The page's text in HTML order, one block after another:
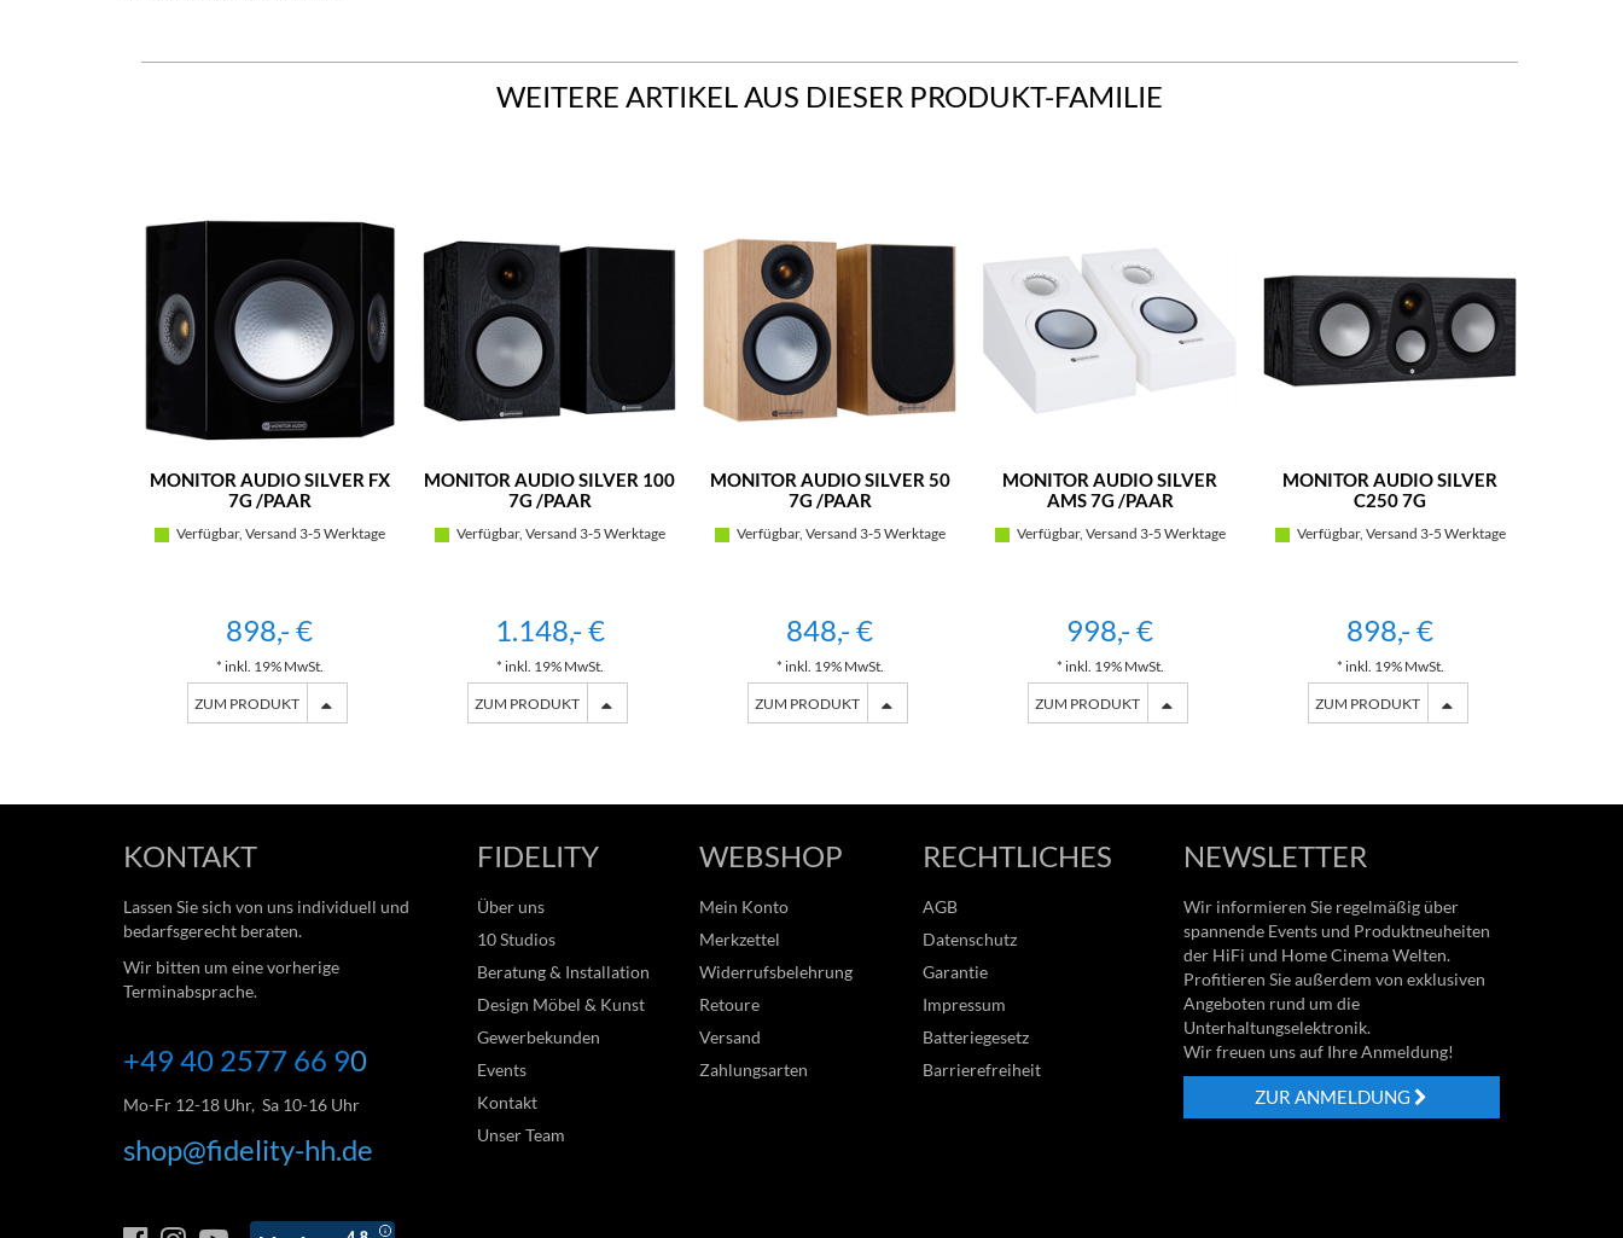
WEITERE ARTIKEL AUS DIESER PRODUKT-FAMILIE
MONITOR AUDIO SILVER FX
7G /PAAR
Verfügbar, Versand 3-5 Werktage
898,- €
* inkl. 19% MwSt.
ZUM PRODUKT
MONITOR AUDIO SILVER 100
7G /PAAR
Verfügbar, Versand 3-5 Werktage
1.148,- €
* inkl. 19% MwSt.
ZUM PRODUKT
MONITOR AUDIO SILVER 50
7G /PAAR
Verfügbar, Versand 3-5 Werktage
848,- €
* inkl. 19% MwSt.
ZUM PRODUKT
MONITOR AUDIO SILVER
AMS 7G /PAAR
Verfügbar, Versand 3-5 Werktage
998,- €
* inkl. 19% MwSt.
ZUM PRODUKT
MONITOR AUDIO SILVER
C250 7G
Verfügbar, Versand 3-5 Werktage
898,- €
* inkl. 19% MwSt.
ZUM PRODUKT
KONTAKT
Lassen Sie sich von uns individuell und
bedarfsgerecht beraten.
Wir bitten um eine vorherige
Terminabsprache.
+49 40 2577 66 90
Mo-Fr 12-18 Uhr, Sa 10-16 Uhr
shop@fidelity-hh.de
FIDELITY
Über uns
10 Studios
Beratung & Installation
Design Möbel & Kunst
Gewerbekunden
Events
Kontakt
Unser Team
WEBSHOP
Mein Konto
Merkzettel
Widerrufsbelehrung
Retoure
Versand
Zahlungsarten
RECHTLICHES
AGB
Datenschutz
Garantie
Impressum
Batteriegesetz
Barrierefreiheit
NEWSLETTER
Wir informieren Sie regelmäßig über
spannende Events und Produktneuheiten
der HiFi und Home Cinema Welten.
Profitieren Sie außerdem von exklusiven
Angeboten rund um die
Unterhaltungselektronik.
Wir freuen uns auf Ihre Anmeldung!
ZUR ANMELDUNG